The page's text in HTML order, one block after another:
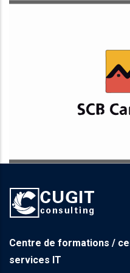
Société
Centre de formations /
services IT